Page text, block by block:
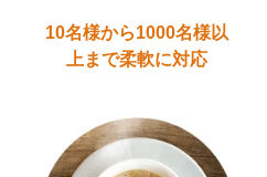
10名様から1000名様以
上 まで柔軟に対応